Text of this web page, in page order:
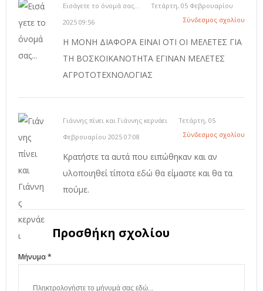
Εισάγετε το όνομά σας...
Τετάρτη, 05 Φεβρουαρίου
2025 09:56
Σύνδεσμος σχολίου
Η ΜΟΝΗ ΔΙΑΦΟΡΑ ΕΙΝΑΙ ΟΤΙ ΟΙ ΜΕΛΕΤΕΣ ΓΙΑ
ΤΗ ΒΟΣΚΟΙΚΑΝΟΤΗΤΑ ΕΓΙΝΑΝ ΜΕΛΕΤΕΣ
ΑΓΡΟΤΟΤΕΧΝΟΛΟΓΙΑΣ
Γιάννης πίνει και Γιάννης κερνάει
Τετάρτη, 05
Φεβρουαρίου 2025 07:08
Σύνδεσμος σχολίου
Κρατήστε τα αυτά που ειπώθηκαν και αν
υλοποιηθεί τίποτα εδώ θα είμαστε και θα τα
πούμε.
Προσθήκη σχολίου
Μήνυμα *